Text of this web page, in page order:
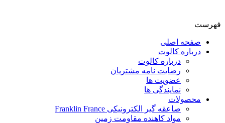
فهرست
صفحه اصلی
درباره کالوت
درباره کالوت
رضایت نامه مشتریان
عضویت ها
نمایندگی ها
محصولات
صاعقه گیر الکترونیکی Franklin France
مواد کاهنده مقاومت زمین